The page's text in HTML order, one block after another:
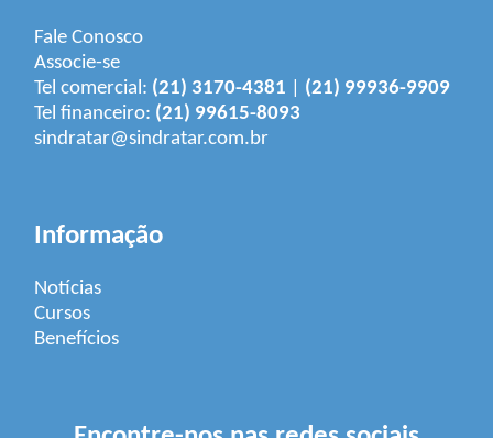
Fale Conosco
Associe-se
Tel comercial: (21) 3170-4381
(21) 99936-9909
Tel financeiro: (21) 99615-8093
sindratar@sindratar.com.br
Informação
Notícias
Cursos
Benefícios